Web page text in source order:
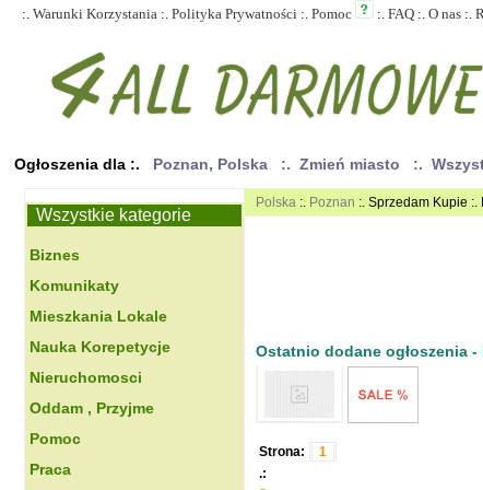
:. Warunki Korzystania :. Polityka Prywatności :. Pomoc :. FAQ :. O nas :.
Ogłoszenia dla :. Poznan, Polska :. Zmień miasto :.
Wszystkie kategorie
Biznes
Komunikaty
Mieszkania Lokale
Nauka Korepetycje
Nieruchomosci
Oddam , Przyjme
Pomoc
Praca
Polska :. Poznan :. Sprzedam Kupie
Ostatnio dodane ogłoszenia
Strona:
1
.: